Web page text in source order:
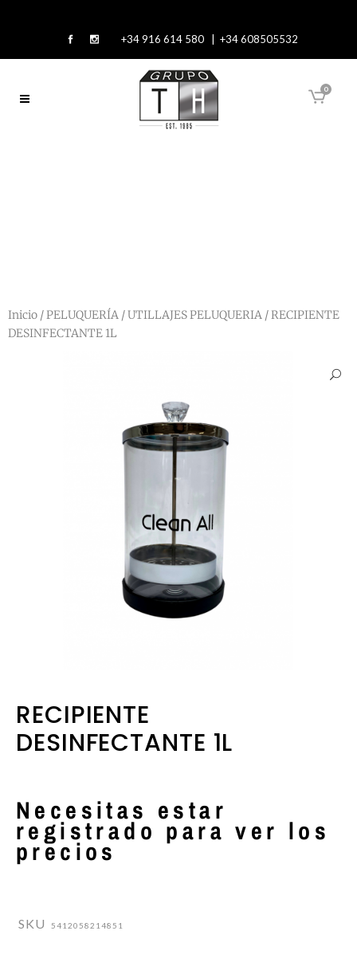
+34 916 614 580 | +34 608505532
0
Inicio /PELUQUERÍA /UTILLAJES PELUQUERIA / RECIPIENTE
DESINFECTANTE 1L
RECIPIENTE
DESINFECTANTE 1L
Necesitas estar
registrado para ver los
precios
SKU 5412058214851